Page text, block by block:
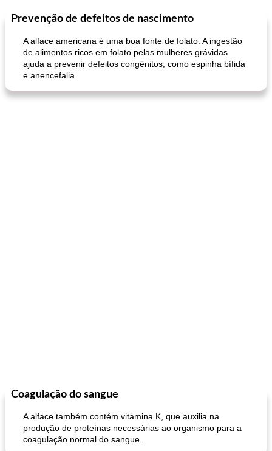
1470min
Feriados e Eventos Punch Beverage
Prevenção de defeitos de nascimento
A alface americana é uma boa fonte de folato. A ingestão
de alimentos ricos em folato pelas mulheres grávidas
ajuda a prevenir defeitos congênitos, como espinha bífida
e anencefalia.
Coagulação do sangue
A alface também contém vitamina K, que auxilia na
produção de proteínas necessárias ao organismo para a
coagulação normal do sangue.